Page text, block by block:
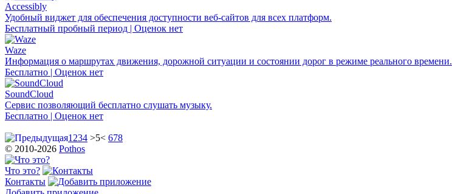
Accessibly
Удобный виджет для обеспечения доступности веб-сайтов для всех платформ.
Бесплатный пробный период | Оценок нет
Waze
Информация о маршрутах движения, дорожной ситуации и состоянии дорог в режиме реального времени.
Бесплатно | Оценок нет
SoundCloud
Сервис позволяющий бесплатно слушать музыку.
Бесплатно | Оценок нет
1 234 >5< 678
© 2010-2026 Pothos
Что это?
Контакты